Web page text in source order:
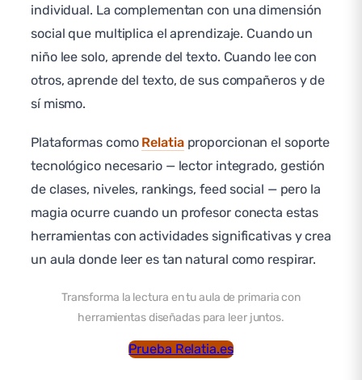
individual. La complementan con una dimensión
social que multiplica el aprendizaje. Cuando un
niño lee solo, aprende del texto. Cuando lee con
otros, aprende del texto, de sus compañeros y de
sí mismo.
Plataformas como Relatiaproporcionan el soporte
tecnológico necesario — lector integrado, gestión
de clases, niveles, rankings, feed social — pero la
magia ocurre cuando un profesor conecta estas
herramientas con actividades significativas y crea
un aula donde leer es tan natural como respirar.
Transforma la lectura en tu aula de primaria con
herramientas diseñadas para leer juntos.
Prueba Relatia.es